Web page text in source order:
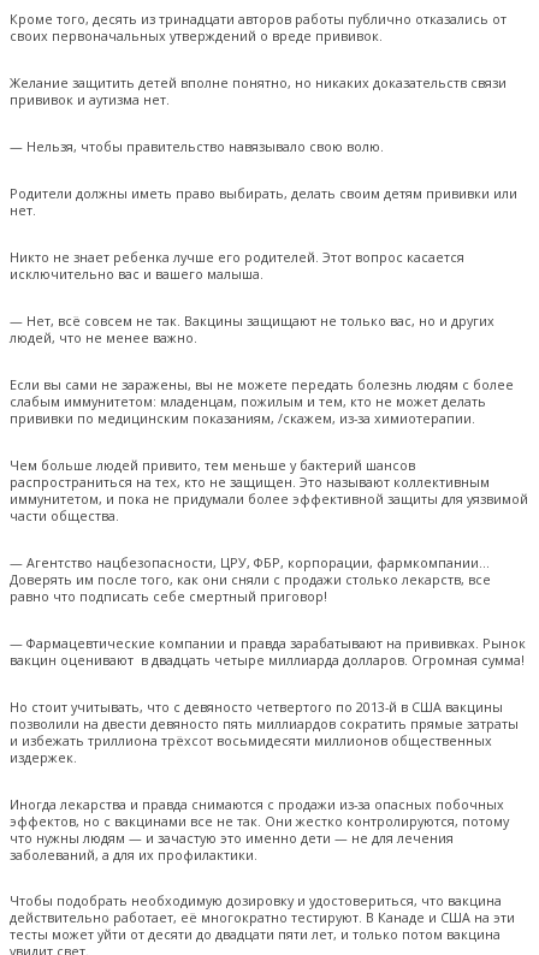
Кроме того, десять из тринадцати авторов работы публично отказались от
своих первоначальных утверждений о вреде прививок.
Желание защитить детей вполне понятно, но никаких доказательств связи
прививок и аутизма нет.
— Нельзя, чтобы правительство навязывало свою волю.
Родители должны иметь право выбирать, делать своим детям прививки или
нет.
Никто не знает ребенка лучше его родителей. Этот вопрос касается
исключительно вас и вашего малыша.
— Нет, всё совсем не так. Вакцины защищают не только вас, но и других
людей, что не менее важно.
Если вы сами не заражены, вы не можете передать болезнь людям с более
слабым иммунитетом: младенцам, пожилым и тем, кто не может делать
прививки по медицинским показаниям, /скажем, из-за химиотерапии.
Чем больше людей привито, тем меньше у бактерий шансов
распространиться на тех, кто не защищен. Это называют коллективным
иммунитетом, и пока не придумали более эффективной защиты для уязвимой
части общества.
— Агентство нацбезопасности, ЦРУ, ФБР, корпорации, фармкомпании…
Доверять им после того, как они сняли с продажи столько лекарств, все
равно что подписать себе смертный приговор!
— Фармацевтические компании и правда зарабатывают на прививках. Рынок
вакцин оценивают в двадцать четыре миллиарда долларов. Огромная сумма!
Но стоит учитывать, что с девяносто четвертого по 2013-й в США вакцины
позволили на двести девяносто пять миллиардов сократить прямые затраты
и избежать триллиона трёхсот восьмидесяти миллионов общественных
издержек.
Иногда лекарства и правда снимаются с продажи из-за опасных побочных
эффектов, но с вакцинами все не так. Они жестко контролируются, потому
что нужны людям — и зачастую это именно дети — не для лечения
заболеваний, а для их профилактики.
Чтобы подобрать необходимую дозировку и удостовериться, что вакцина
действительно работает, её многократно тестируют. В Канаде и США на эти
тесты может уйти от десяти до двадцати пяти лет, и только потом вакцина